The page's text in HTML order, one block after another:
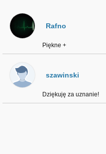
Rafno
Piękne +
szawinski
Dziękuję za uznanie!